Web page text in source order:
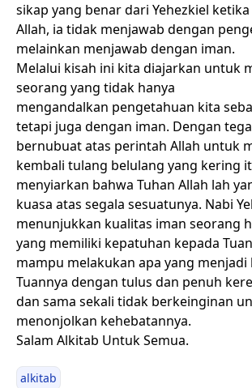
sikap yang benar dari Yehezkiel
Allah, ia tidak menjawab dengan
melainkan menjawab dengan iman.
Melalui kisah ini kita diajarkan untuk
seorang yang tidak hanya
mengandalkan pengetahuan kita
tetapi juga dengan iman. Dengan
bernubuat atas perintah Allah untuk
kembali tulang belulang yang kering
menyiarkan bahwa Tuhan Allah lah
kuasa atas segala sesuatunya. Nabi
menunjukkan kualitas iman seorang
yang memiliki kepatuhan kepada
mampu melakukan apa yang menjadi
Tuannya dengan tulus dan penuh
dan sama sekali tidak berkeinginan
menonjolkan kehebatannya.
Salam Alkitab Untuk Semua.
alkitab